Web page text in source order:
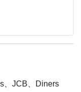
/ YouTuber）
り ※内容は無料
、JCB、Diners